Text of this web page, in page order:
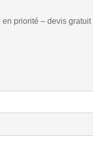
priorité – devis